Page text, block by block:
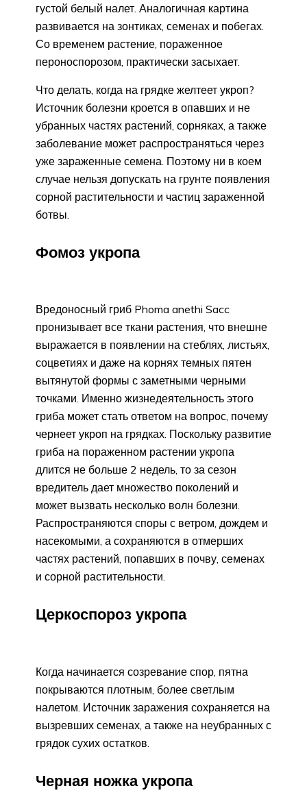
густой белый налет. Аналогичная картина
развивается на зонтиках, семенах и побегах.
Со временем растение, пораженное
пероноспорозом, практически засыхает.
Что делать, когда на грядке желтеет укроп?
Источник болезни кроется в опавших и не
убранных частях растений, сорняках, а также
заболевание может распространяться через
уже зараженные семена. Поэтому ни в коем
случае нельзя допускать на грунте появления
сорной растительности и частиц зараженной
ботвы.
Фомоз укропа
Вредоносный гриб Phoma anethi Sacc
пронизывает все ткани растения, что внешне
выражается в появлении на стеблях, листьях,
соцветиях и даже на корнях темных пятен
вытянутой формы с заметными черными
точками. Именно жизнедеятельность этого
гриба может стать ответом на вопрос, почему
чернеет укроп на грядках. Поскольку развитие
гриба на пораженном растении укропа
длится не больше 2 недель, то за сезон
вредитель дает множество поколений и
может вызвать несколько волн болезни.
Распространяются споры с ветром, дождем и
насекомыми, а сохраняются в отмерших
частях растений, попавших в почву, семенах
и сорной растительности.
Церкоспороз укропа
Когда начинается созревание спор, пятна
покрываются плотным, более светлым
налетом. Источник заражения сохраняется на
вызревших семенах, а также на неубранных с
грядок сухих остатков.
Черная ножка укропа